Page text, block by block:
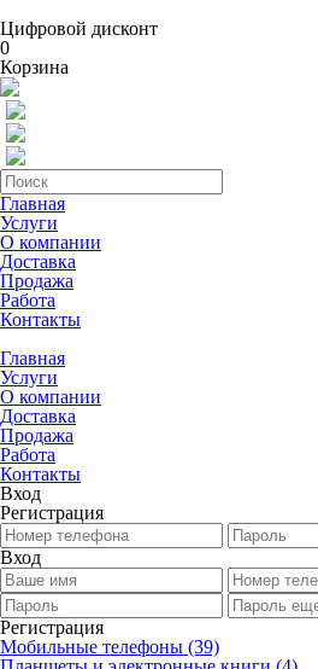
Цифровой дисконт
0
Корзина
Главная
Услуги
О компании
Доставка
Продажа
Работа
Контакты
Главная
Услуги
О компании
Доставка
Продажа
Работа
Контакты
Вход
Регистрация
Вход
Регистрация
Мобильные телефоны (39)